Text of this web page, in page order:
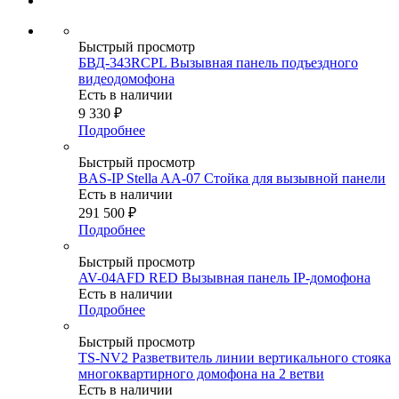
Быстрый просмотр
БВД-343RCPL Вызывная панель подъездного
видеодомофона
Есть в наличии
9 330 ₽
Подробнее
Быстрый просмотр
BAS-IP Stella AA-07 Стойка для вызывной панели
Есть в наличии
291 500 ₽
Подробнее
Быстрый просмотр
AV-04AFD RED Вызывная панель IP-домофона
Есть в наличии
Подробнее
Быстрый просмотр
TS-NV2 Разветвитель линии вертикального стояка
многоквартирного домофона на 2 ветви
Есть в наличии